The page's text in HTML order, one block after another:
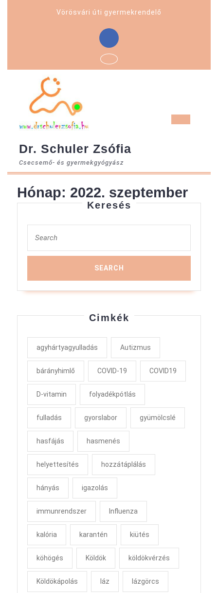
Vörösvári úti gyermekrendelő
Facebook
Dr. Schuler Zsófia
Csecsemő- és gyermekgyógyász
Hónap: 2022. szeptember
Keresés
for:
Cimkék
agyhártyagyulladás Autizmus
bárányhimlő COVID-19 COVID19
D-vitamin folyadékpótlás
fulladás gyorslabor gyümölcslé
hasfájás hasmenés
helyettesítés hozzátáplálás
hányás igazolás
immunrendszer Influenza
kalória karantén kiütés
köhögés Köldök köldökvérzés
Köldökápolás láz lázgörcs